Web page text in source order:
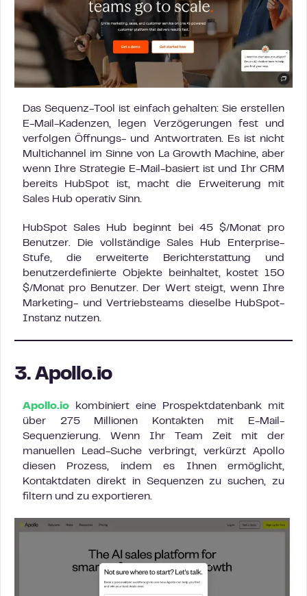
Das Sequenz-Tool ist einfach gehalten: Sie erstellen
E-Mail-Kadenzen, legen Verzögerungen fest und
verfolgen Öffnungs- und Antwortraten. Es ist nicht
Multichannel im Sinne von La Growth Machine, aber
wenn Ihre Strategie E-Mail-basiert ist und Ihr CRM
bereits HubSpot ist, macht die Erweiterung mit
Sales Hub operativ Sinn.
HubSpot Sales Hub beginnt bei 45 $/Monat pro
Benutzer. Die vollständige Sales Hub Enterprise-
Stufe, die erweiterte Berichterstattung und
benutzerdefinierte Objekte beinhaltet, kostet 150
$/Monat pro Benutzer. Der Wert steigt, wenn Ihre
Marketing- und Vertriebsteams dieselbe HubSpot-
Instanz nutzen.
3. Apollo.io
Apollo.io kombiniert eine Prospektdatenbank mit
über 275 Millionen Kontakten mit E-Mail-
Sequenzierung. Wenn Ihr Team Zeit mit der
manuellen Lead-Suche verbringt, verkürzt Apollo
diesen Prozess, indem es Ihnen ermöglicht,
Kontaktdaten direkt in Sequenzen zu suchen, zu
filtern und zu exportieren.